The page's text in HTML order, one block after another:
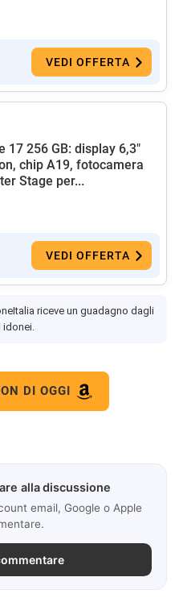
VEDI OFFERTA
17 256 GB: display 6,3"
chip A19, fotocamera
Stage per...
VEDI OFFERTA
riceve un guadagno dagli
idonei.
DI OGGI
alla discussione
email, Google o Apple